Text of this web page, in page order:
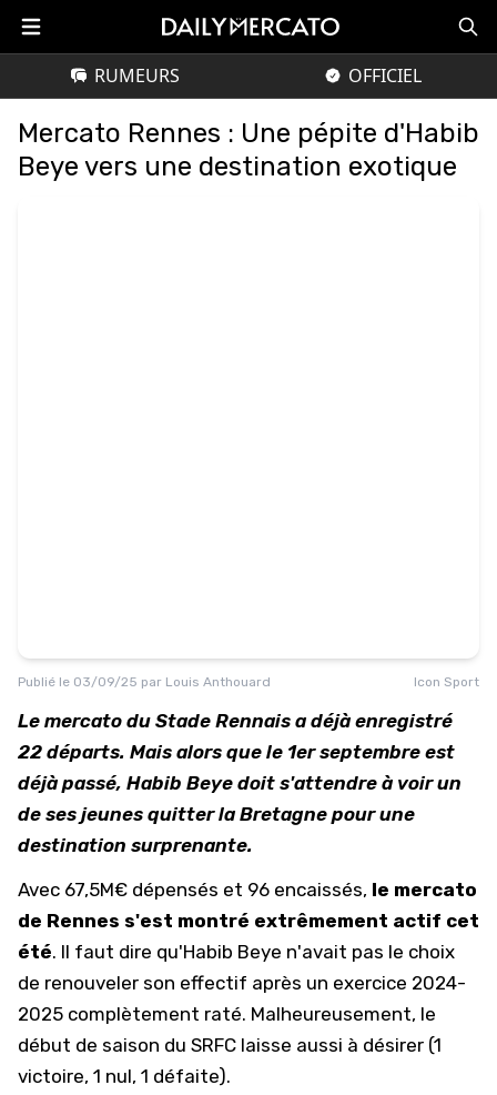
RUMEURS OFFICIEL
Mercato Rennes : Une pépite d'Habib
Beye vers une destination exotique
Publié le 03/09/25 par Louis Anthouard Icon Sport
Le mercato du Stade Rennais a déjà enregistré
22 départs. Mais alors que le 1er septembre est
déjà passé, Habib Beye doit s'attendre à voir un
de ses jeunes quitter la Bretagne pour une
destination surprenante.
Avec 67,5M€ dépensés et 96 encaissés, le mercato
de Rennes s'est montré extrêmement actif cet
été. Il faut dire qu'Habib Beye n'avait pas le choix
de renouveler son effectif après un exercice 2024-
2025 complètement raté. Malheureusement, le
début de saison du SRFC laisse aussi à désirer (1
victoire, 1 nul, 1 défaite).